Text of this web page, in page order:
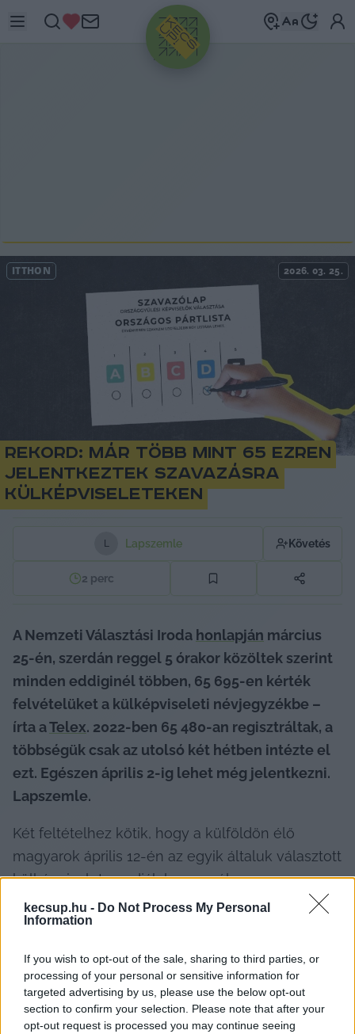
kecsup.hu - Do Not Process My Personal
Information
If you wish to opt-out of the sale, sharing to third parties, or
processing of your personal or sensitive information for
targeted advertising by us, please use the below opt-out
section to confirm your selection. Please note that after your
opt-out request is processed you may continue seeing
HIRDETÉS
ITTHON 2026. 03. 25.
Rekord: már több mint 65 ezren
jelentkeztek szavazásra
külképviseleteken
L Lapszemle Követés
2 perc
A Nemzeti Választási Iroda honlapján március
25-én, szerdán reggel 5 órakor közöltek szerint
minden eddiginél többen, 65 695-en kérték
felvételüket a külképviseleti névjegyzékbe –
írta a Telex. 2022-ben 65 480-an regisztráltak, a
többségük csak az utolsó két hétben intézte el
ezt. Egészen április 2-ig lehet még jelentkezni.
Lapszemle.
Két feltételhez kötik, hogy a külföldön élő
magyarok április 12-én az egyik általuk választott
külképviseleten adják le személyesen a
szavazatukat:
legyen állandó magyarországi lakcímük és